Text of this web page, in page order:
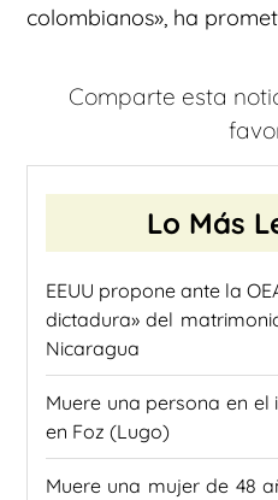
colombianos», ha
Comparte esta
Lo Más
EEUU propone ante la
dictadura» del
Nicaragua
Muere una persona en el
en Foz (Lugo)
Muere una mujer de 48